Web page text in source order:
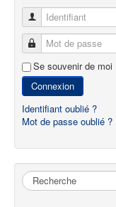
Identifiant
Mot de passe
Se souvenir de moi
Connexion
Identifiant oublié ?
Mot de passe oublié ?
Rechercher